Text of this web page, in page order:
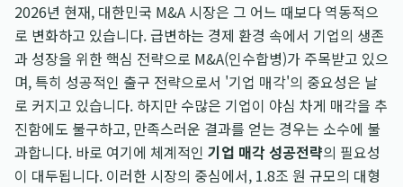
2026년 현재, 대한민국 M&A 시장은 그 어느 때보다 역동적으
로 변화하고 있습니다. 급변하는 경제 환경 속에서 기업의 생존
과 성장을 위한 핵심 전략으로 M&A(인수합병)가 주목받고 있으
며, 특히 성공적인 출구 전략으로서 '기업 매각'의 중요성은 날
로 커지고 있습니다. 하지만 수많은 기업이 야심 차게 매각을 추
진함에도 불구하고, 만족스러운 결과를 얻는 경우는 소수에 불
과합니다. 바로 여기에 체계적인 기업 매각 성공전략의 필요성
이 대두됩니다. 이러한 시장의 중심에서, 1.8조 원 규모의 대형